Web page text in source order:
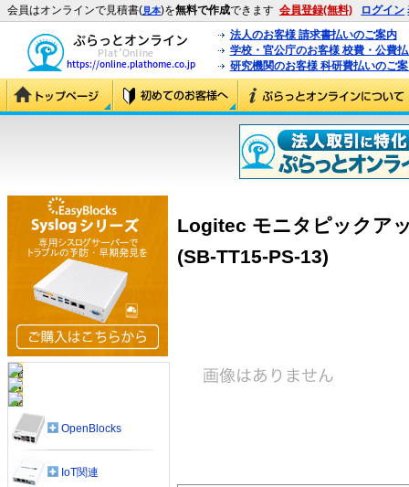
会員はオンラインで見積書(見本)を無料で作成できます 会員登録(無料) ログイン
法人のお客様 請求書払いのご案内
学校・官公庁のお客様 校費・公費
研究機関のお客様 科研費払いのご
Logitec モニタピックア
(SB-TT15-PS-13)
OpenBlocks
IoT関連